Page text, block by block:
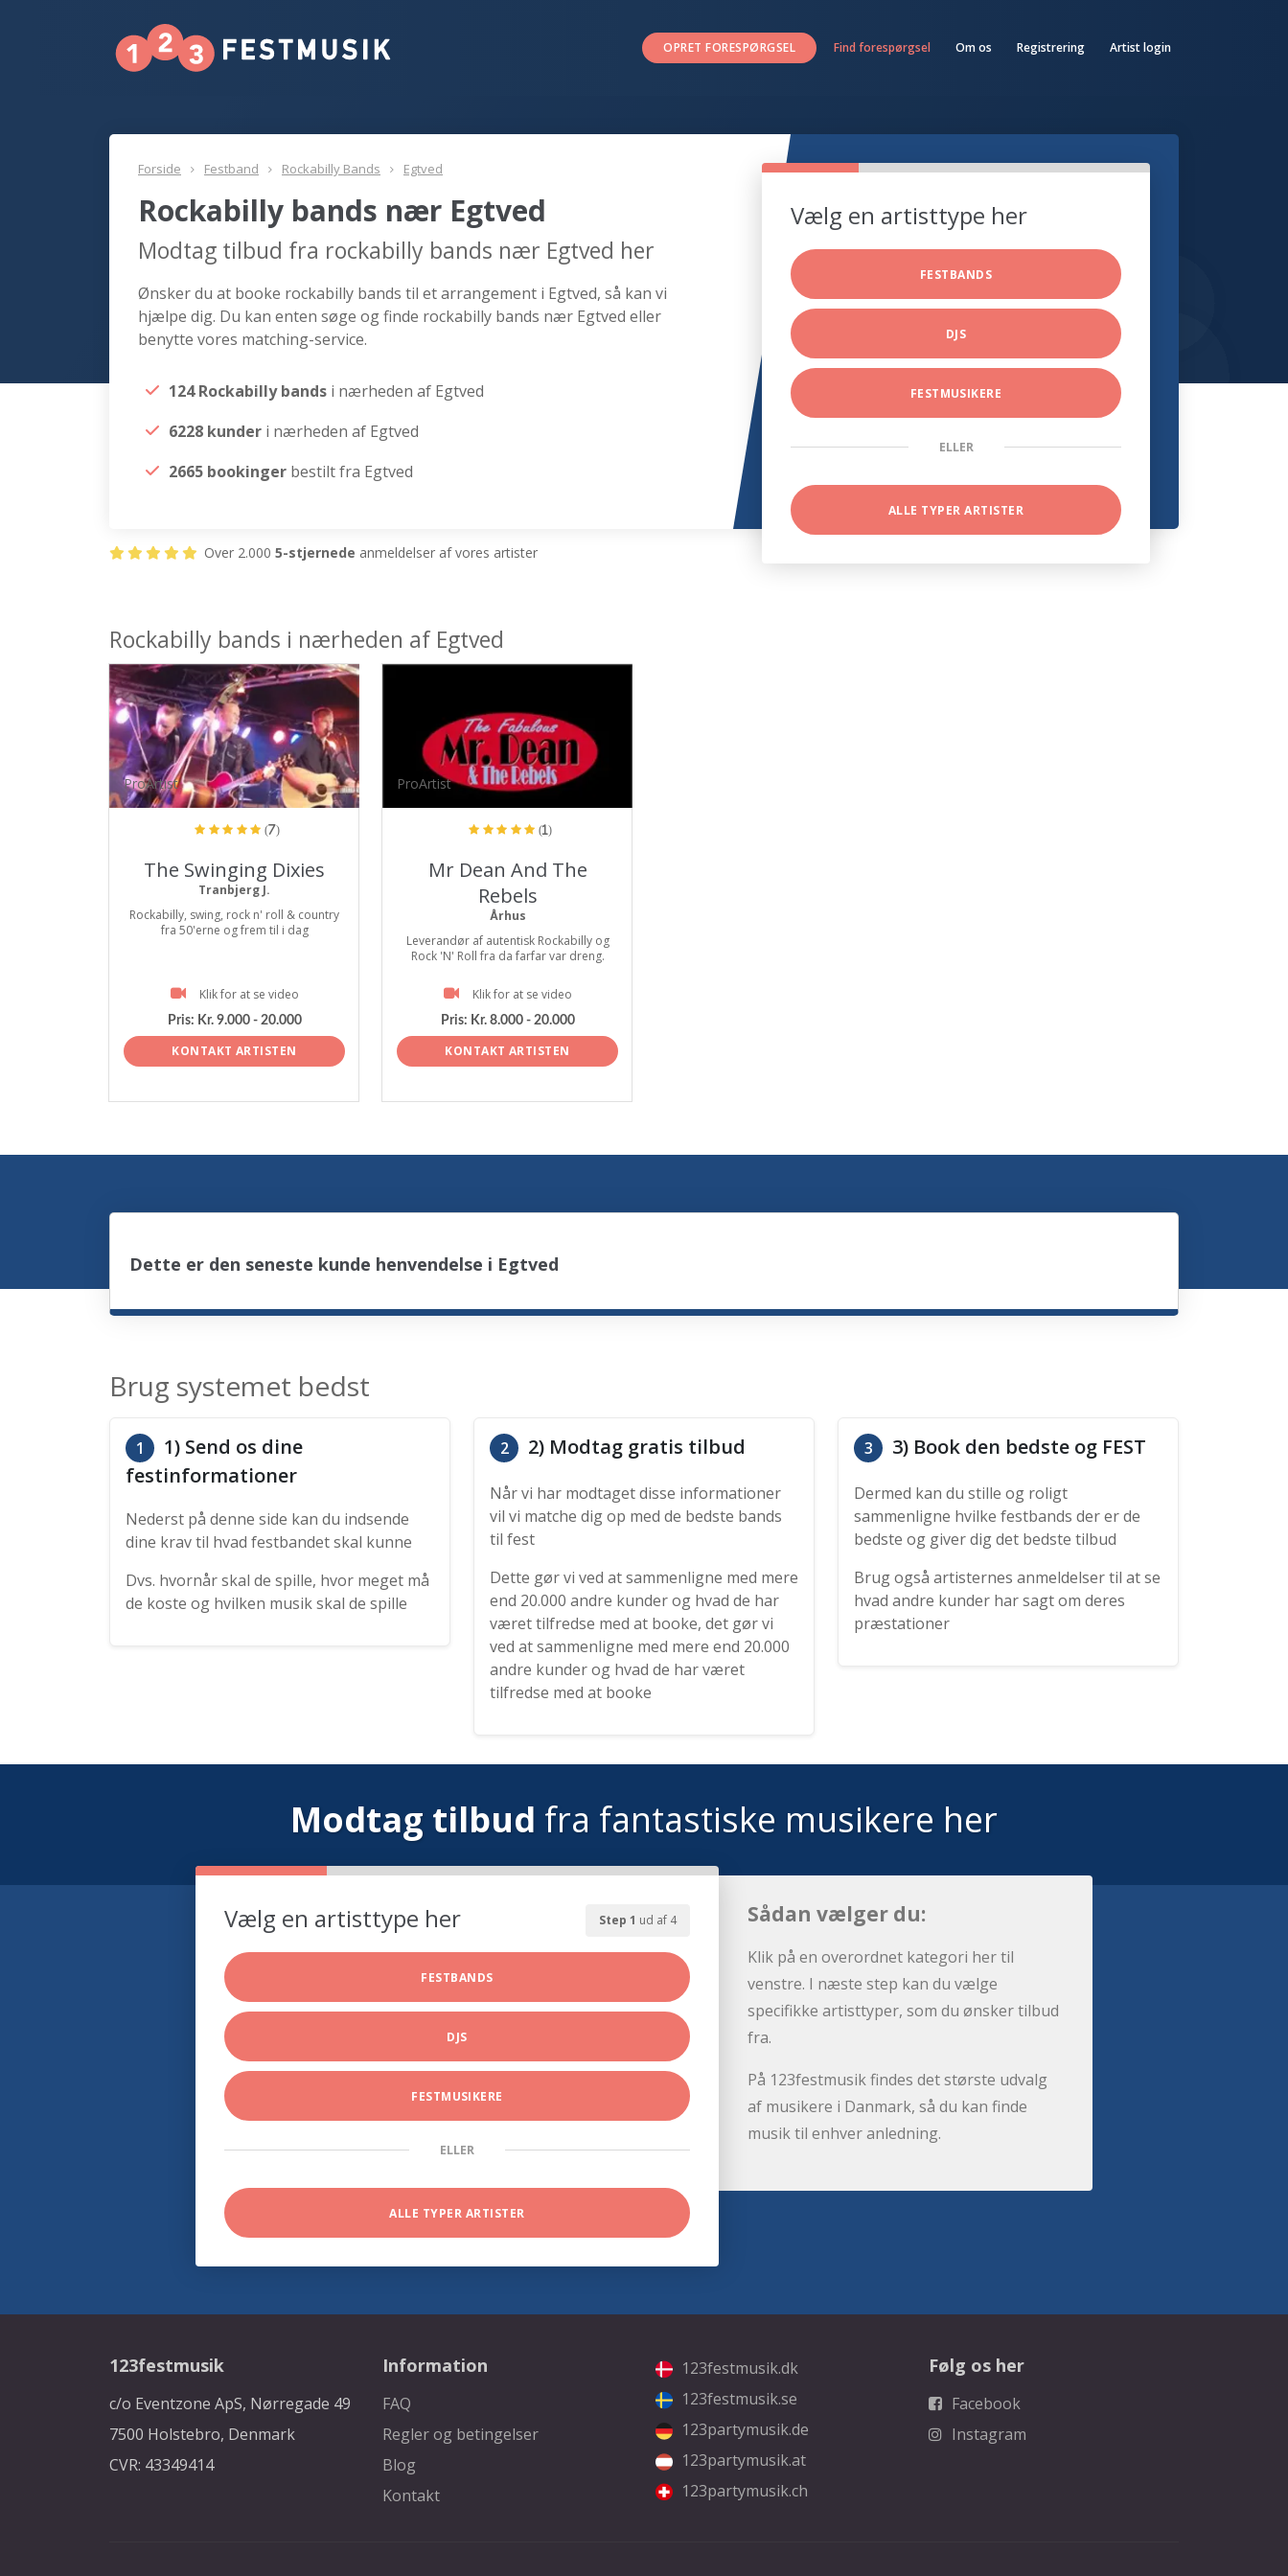
OPRET FORESPØRGSEL Find forespørgsel Om os Registrering Artist login
Forside Festband Rockabilly Bands Egtved
Rockabilly bands nær Egtved
Modtag tilbud fra rockabilly bands nær Egtved her
Ønsker du at booke rockabilly bands til et arrangement i Egtved, så kan vi
hjælpe dig. Du kan enten søge og finde rockabilly bands nær Egtved eller
benytte vores matching-service.
124 Rockabilly bands i nærheden af Egtved
6228 kunder i nærheden af Egtved
2665 bookinger bestilt fra Egtved
Vælg en artisttype her
FESTBANDS
DJS
FESTMUSIKERE
ELLER
ALLE TYPER ARTISTER
Over 2.000 5-stjernede anmeldelser af vores artister
Rockabilly bands i nærheden af Egtved
ProArtist
(7)
The Swinging Dixies
Tranbjerg J.
Rockabilly, swing, rock n' roll & country
fra 50'erne og frem til i dag
Klik for at se video
Pris: Kr. 9.000 - 20.000
KONTAKT ARTISTEN
ProArtist
(1)
Mr Dean And The
Rebels
Århus
Leverandør af autentisk Rockabilly og
Rock 'N' Roll fra da farfar var dreng.
Klik for at se video
Pris: Kr. 8.000 - 20.000
KONTAKT ARTISTEN
Dette er den seneste kunde henvendelse i Egtved
Brug systemet bedst
1
1) Send os dine
festinformationer
Nederst på denne side kan du indsende
dine krav til hvad festbandet skal kunne
Dvs. hvornår skal de spille, hvor meget må
de koste og hvilken musik skal de spille
2 2) Modtag gratis tilbud
Når vi har modtaget disse informationer
vil vi matche dig op med de bedste bands
til fest
Dette gør vi ved at sammenligne med mere
end 20.000 andre kunder og hvad de har
været tilfredse med at booke, det gør vi
ved at sammenligne med mere end 20.000
andre kunder og hvad de har været
tilfredse med at booke
3 3) Book den bedste og FEST
Dermed kan du stille og roligt
sammenligne hvilke festbands der er de
bedste og giver dig det bedste tilbud
Brug også artisternes anmeldelser til at se
hvad andre kunder har sagt om deres
præstationer
Modtag tilbud fra fantastiske musikere her
Step 1 ud af 4
Vælg en artisttype her
FESTBANDS
DJS
FESTMUSIKERE
ELLER
ALLE TYPER ARTISTER
Sådan vælger du:
Klik på en overordnet kategori her til
venstre. I næste step kan du vælge
specifikke artisttyper, som du ønsker tilbud
fra.
På 123festmusik findes det største udvalg
af musikere i Danmark, så du kan finde
musik til enhver anledning.
123festmusik
c/o Eventzone ApS, Nørregade 49
7500 Holstebro, Denmark
CVR: 43349414
Information
FAQ
Regler og betingelser
Blog
Kontakt
123festmusik.dk
123festmusik.se
123partymusik.de
123partymusik.at
123partymusik.ch
Følg os her
Facebook
Instagram